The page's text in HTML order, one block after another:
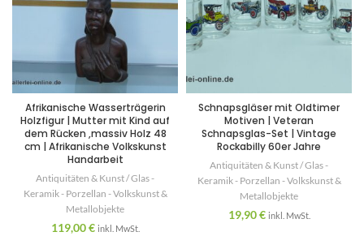
Afrikanische Wasserträgerin
Holzfigur | Mutter mit Kind auf
dem Rücken ,massiv Holz 48
cm | Afrikanische Volkskunst
Handarbeit
Antiquitäten & Kunst / Glas -
Keramik - Porzellan - Volkskunst &
Metallobjekte
119,00€ inkl. MwSt.
Schnapsgläser mit Oldtimer
Motiven | Veteran
Schnapsglas-Set | Vintage
Rockabilly 60er Jahre
Antiquitäten & Kunst / Glas -
Keramik - Porzellan - Volkskunst &
Metallobjekte
19,90€ inkl. MwSt.